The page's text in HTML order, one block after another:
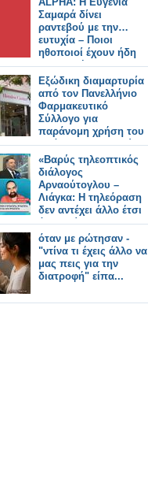
Σαμαρά δίνει
ραντεβού με την…
ευτυχία – Ποιοι
ηθοποιοί έχουν ήδη
συμφωνήσει για τη
νέα σειρά
Εξώδικη διαμαρτυρία
από τον Πανελλήνιο
Φαρμακευτικό
Σύλλογο για
παράνομη χρήση του
πράσινου σταυρού
από αλυσίδα
καλλυντικών
«Βαρύς τηλεοπτικός
διάλογος
Αρναούτογλου –
Λιάγκα: Η τηλεόραση
δεν αντέχει άλλο έτσι
όπως είναι
όταν με ρώτησαν -
"ντίνα τι έχεις άλλο να
μας πεις για την
διατροφή" είπα...